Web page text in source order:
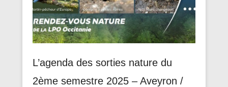
L’agenda des sorties nature du
2ème semestre 2025 – Aveyron /